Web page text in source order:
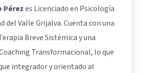
Pérezes Licenciado en Psicología
del Valle Grijalva. Cuenta con una
Breve Sistémica y una
Transformacional, lo que
integrador y orientado al